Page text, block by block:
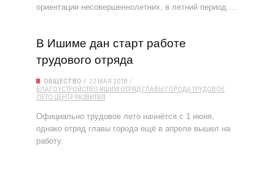
ориентации несовершеннолетних, в летний период …
В Ишиме дан старт работе
трудового отряда
ОБЩЕСТВО
22 МАЯ 2018
БЛАГОУСТРОЙСТВО ИШИМ ОТРЯД ГЛАВЫ ГОРОДА ТРУДОВОЕ
ЛЕТО
ЦЕНТР РАЗВИТИЯ
Официально трудовое лето начнётся с 1 июня,
однако отряд главы города ещё в апреле вышел на
работу.